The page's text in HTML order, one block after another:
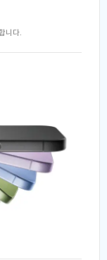
니다.